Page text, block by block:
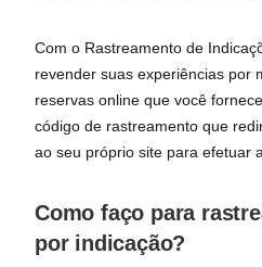
Com o Rastreamento de
revender suas experiências por
reservas online que você
código de rastreamento que
ao seu próprio site para efetuar
Como faço para
por indicação?